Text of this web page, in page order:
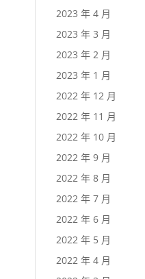
2023 年 4 月
2023 年 3 月
2023 年 2 月
2023 年 1 月
2022 年 12 月
2022 年 11 月
2022 年 10 月
2022 年 9 月
2022 年 8 月
2022 年 7 月
2022 年 6 月
2022 年 5 月
2022 年 4 月